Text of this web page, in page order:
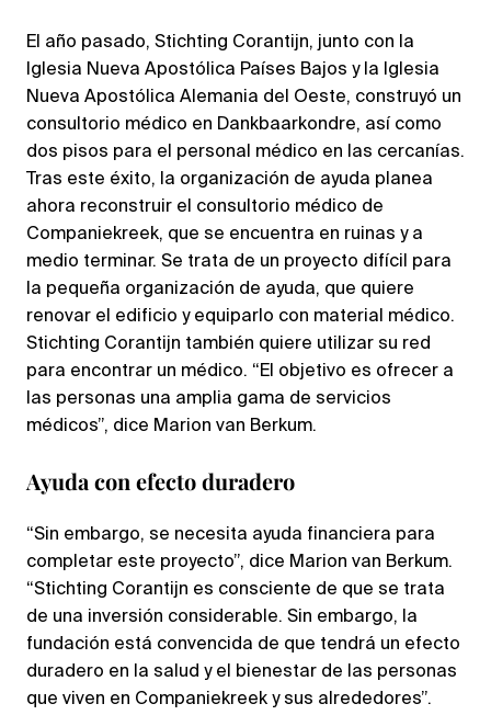
El año pasado, Stichting Corantijn, junto con la
Iglesia Nueva Apostólica Países Bajos y la Iglesia
Nueva Apostólica Alemania del Oeste, construyó un
consultorio médico en Dankbaarkondre, así como
dos pisos para el personal médico en las cercanías.
Tras este éxito, la organización de ayuda planea
ahora reconstruir el consultorio médico de
Companiekreek, que se encuentra en ruinas y a
medio terminar. Se trata de un proyecto difícil para
la pequeña organización de ayuda, que quiere
renovar el edificio y equiparlo con material médico.
Stichting Corantijn también quiere utilizar su red
para encontrar un médico. “El objetivo es ofrecer a
las personas una amplia gama de servicios
médicos”, dice Marion van Berkum.
Ayuda con efecto duradero
“Sin embargo, se necesita ayuda financiera para
completar este proyecto”, dice Marion van Berkum.
“Stichting Corantijn es consciente de que se trata
de una inversión considerable. Sin embargo, la
fundación está convencida de que tendrá un efecto
duradero en la salud y el bienestar de las personas
que viven en Companiekreek y sus alrededores”.